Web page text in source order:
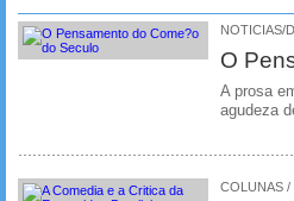
NOTICIAS/
O
A prosa
agudeza
COLUNAS /